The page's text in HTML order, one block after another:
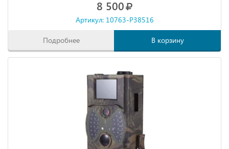
8 500
Артикул: 10763-P38516
Подробнее В корзину